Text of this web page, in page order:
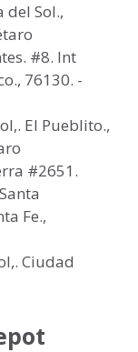
del Sol.,
#8. Int
76130. -
El Pueblito.,
#2651.
Fe.,
Ciudad